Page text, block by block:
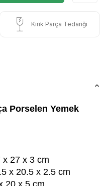
Kırık Parça Tedariği
Porselen Yemek
x 27 x 3 cm
x 20.5 x 2.5 cm
20 x 5 cm